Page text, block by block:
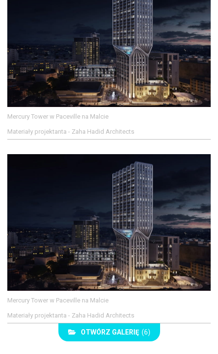
Mercury Tower w Paceville na Malcie
Materiały projektanta - Zaha Hadid Architects
Mercury Tower w Paceville na Malcie
Materiały projektanta - Zaha Hadid Architects
OTWÓRZ GALERIĘ (6)